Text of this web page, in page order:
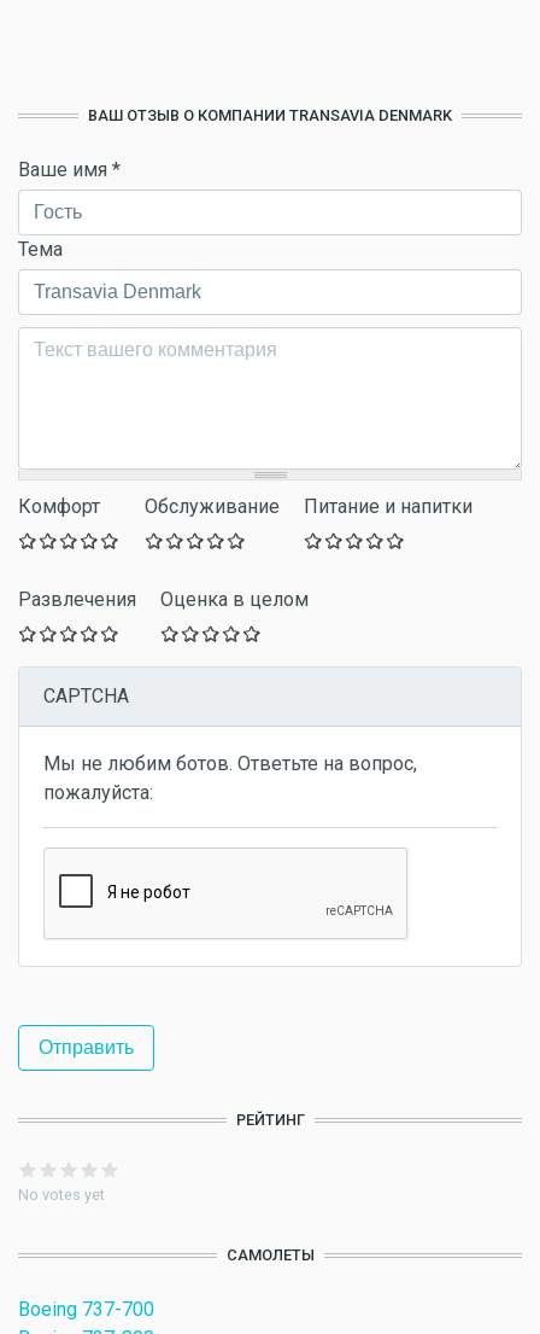
ВАШ ОТЗЫВ О КОМПАНИИ TRANSAVIA DENMARK
Ваше имя *
Тема
Комментарий*
Комфорт Обслуживание Питание и напитки
Развлечения Оценка в целом
CAPTCHA
Мы не любим ботов. Ответьте на вопрос,
пожалуйста:
РЕЙТИНГ
No votes yet
САМОЛЕТЫ
Boeing 737-700